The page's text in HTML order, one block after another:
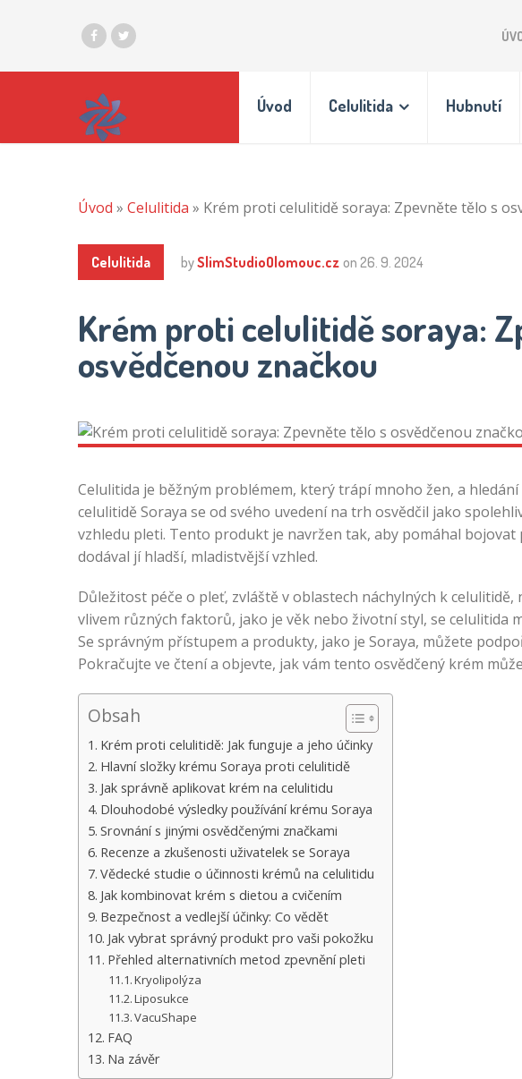
Úvod Celulitida Hubnutí
Úvod » Celulitida » Krém proti celulitidě soraya: Zpevněte tělo s
Celulitida bySlimStudioOlomouc.cz on 26. 9. 2024
Krém proti celulitidě soraya:
osvědčenou značkou
Celulitida je běžným problémem, který trápí mnoho žen, a
celulitidě Soraya se od svého uvedení na trh osvědčil jako
vzhledu pleti. Tento produkt je navržen tak, aby pomáhal
dodával jí hladší, mladistvější vzhled.
Důležitost péče o pleť, zvláště v oblastech náchylných k celulitidě,
vlivem různých faktorů, jako je věk nebo životní styl, se celulitida
Se správným přístupem a produkty, jako je Soraya, můžete
Pokračujte ve čtení a objevte, jak vám tento osvědčený krém
Obsah
Krém proti celulitidě: Jak funguje a jeho účinky
Hlavní složky krému Soraya proti celulitidě
Jak správně aplikovat krém na celulitidu
Dlouhodobé výsledky používání krému Soraya
Srovnání s jinými osvědčenými značkami
Recenze a zkušenosti uživatelek se Soraya
Vědecké studie o účinnosti krémů na celulitidu
Jak kombinovat krém s dietou a cvičením
Bezpečnost a vedlejší účinky: Co vědět
Jak vybrat správný produkt pro vaši pokožku
Přehled alternativních metod zpevnění pleti
Kryolipolýza
Liposukce
VacuShape
FAQ
Na závěr